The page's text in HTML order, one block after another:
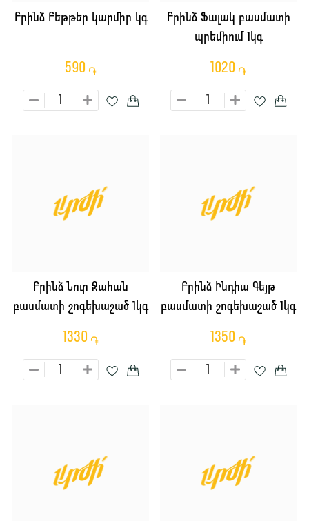
Բրինձ Բեթթեր կարմիր կգ
590 ֏
Բրինձ Ֆալակ բասմատի
պրեմիում 1կգ
1020 ֏
Բրինձ Նուր Ջահան
բասմատի շոգեխաշած 1կգ
1330 ֏
Բրինձ Ինդիա Գեյթ
բասմատի շոգեխաշած 1կգ
1350 ֏